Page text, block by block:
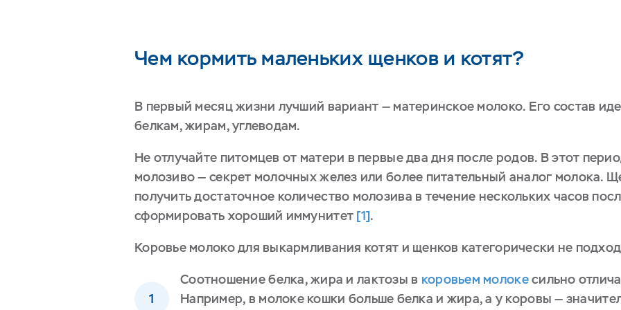
Чем кормить маленьких щенков и котят?
В первый месяц жизни лучший вариант — материнское молоко. Его состав
белкам, жирам, углеводам.
Не отлучайте питомцев от матери в первые два дня после родов. В этот
молозиво — секрет молочных желез или более питательный аналог молока.
получить достаточное количество молозива в течение нескольких часов
сформировать хороший иммунитет [1].
Коровье молоко для выкармливания котят и щенков категорически не
Соотношение белка, жира и лактозы в коровьем молокесильно
Например, в молоке кошки больше белка и жира, а у коровы —